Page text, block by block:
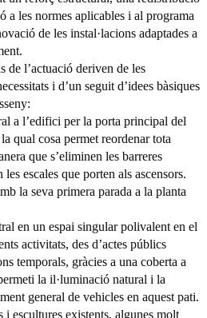
a les normes aplicables i al programa
de les instal·lacions adaptades a
de l’actuació deriven de les
i d’un seguit d’idees bàsiques
a l’edifici per la porta principal del
qual cosa permet reordenar tota
que s’eliminen les barreres
escales que porten als ascensors.
la seva primera parada a la planta
en un espai singular polivalent en el
activitats, des d’actes públics
temporals, gràcies a una coberta a
la il·luminació natural i la
general de vehicles en aquest pati.
i escultures existents, algunes molt